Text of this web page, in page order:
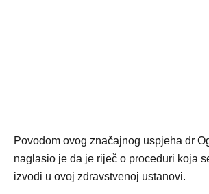
Povodom ovog značajnog uspjeha dr
naglasio je da je riječ o proceduri koja
izvodi u ovoj zdravstvenoj ustanovi.